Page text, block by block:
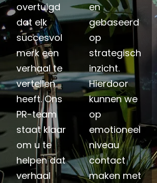
overtuigd
dat elk
succesvol
merk een
verhaal te
vertellen
heeft. Ons
PR-team
staat klaar
om u te
helpen dat
verhaal
en
gebaseerd
op
strategisch
inzicht.
Hierdoor
kunnen we
op
emotioneel
niveau
contact
maken met